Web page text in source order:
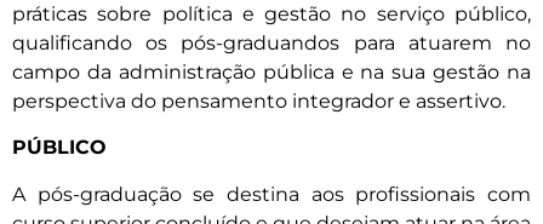
práticas sobre política e gestão no serviço público,
qualificando os pós-graduandos para atuarem no
campo da administração pública e na sua gestão na
perspectiva do pensamento integrador e assertivo.
PÚBLICO
A pós-graduação se destina aos profissionais com